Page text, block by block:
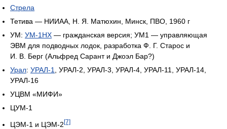
Стрела
Тетива — НИИАА, Н. Я. Матюхин, Минск, ПВО, 1960 г
УМ: УМ-1НХ — гражданская версия; УМ1 — управляющая
ЭВМ для подводных лодок, разработка Ф. Г. Старос и
И. В. Берг (Альфред Сарант и Джоэл Бар?)
Урал: УРАЛ-1
, УРАЛ-2, УРАЛ-3, УРАЛ-4, УРАЛ-11, УРАЛ-14,
УРАЛ-16
УЦВМ «МИФИ»
ЦУМ-1
ЦЭМ-1 и ЦЭМ-2[7]